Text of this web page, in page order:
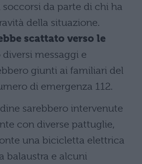
da parte di chi ha
della situazione.
scattato verso le
diversi messaggi e
giunti ai familiari del
di emergenza 112.
sarebbero intervenute
con diverse pattuglie,
una bicicletta elettrica
balaustra e alcuni